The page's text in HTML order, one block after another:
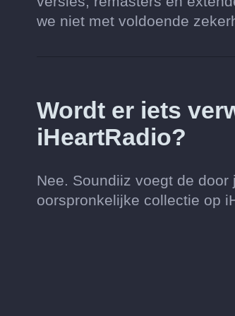
we niet met voldoende
Wordt er iets
iHeartRadio?
Nee. Soundiiz voegt de
oorspronkelijke collectie op